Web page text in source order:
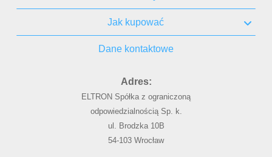
Jak kupować
Dane kontaktowe
Adres:
ELTRON Spółka z ograniczoną
odpowiedzialnością Sp. k.
ul. Brodzka 10B
54-103 Wrocław